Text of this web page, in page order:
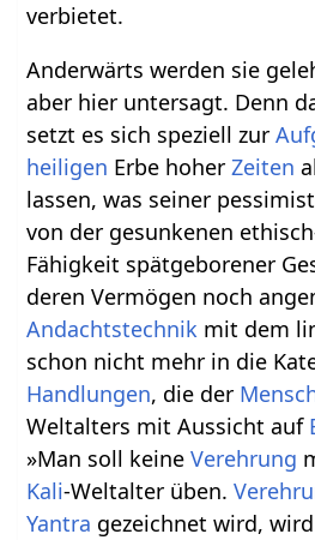
verbietet.
Anderwärts werden sie
aber hier untersagt. Denn
setzt es sich speziell zur
heiligen Erbe hoherZeiten
lassen, was seiner
von der gesunkenen
Fähigkeit spätgeborener
deren Vermögen noch
Andachtstechnik mit dem
schon nicht mehr in die
Handlungen, die der
Weltalters mit Aussicht auf
»Man soll keineVerehrung
Kali-Weltalter üben.
Yantra gezeichnet wird,